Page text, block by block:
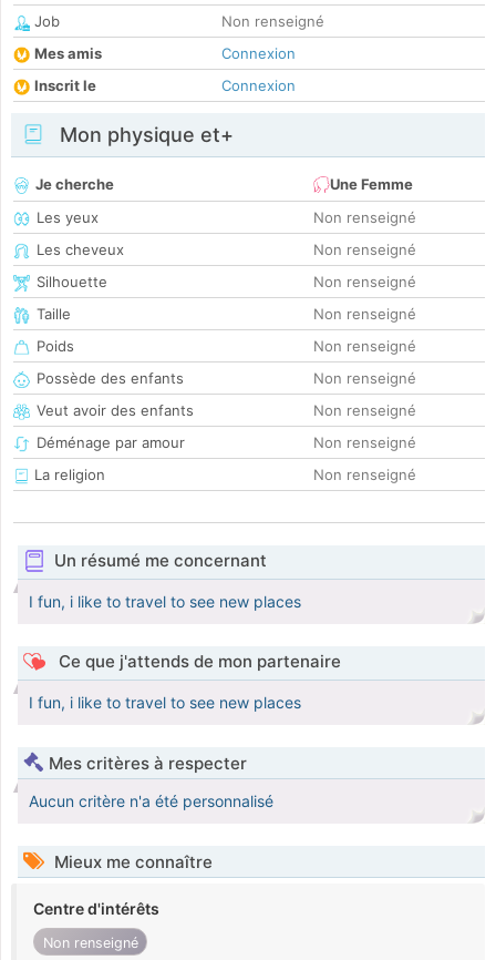
Job
Non renseigné
Mes amis
Connexion
Inscrit le
Connexion
Mon physique et+
Je cherche
Une Femme
Les yeux
Non renseigné
Les cheveux
Non renseigné
Silhouette
Non renseigné
Taille
Non renseigné
Poids
Non renseigné
Possède des enfants
Non renseigné
Veut avoir des enfants
Non renseigné
Déménage par amour
Non renseigné
La religion
Non renseigné
Un résumé me concernant
I fun, i like to travel to see new places
Ce que j'attends de mon partenaire
I fun, i like to travel to see new places
Mes critères à respecter
Aucun critère n'a été personnalisé
Mieux me connaître
Centre d'intérêts
Non renseigné